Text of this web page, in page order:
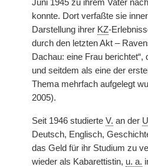
Juni 1945 zu ihrem Vater
konnte. Dort verfaßte sie
Darstellung ihrer KZ-
durch den letzten Akt –
Dachau: eine Frau
und seitdem als eine der
Thema mehrfach aufgelegt
2005).
Seit 1946 studierte V. an der
Deutsch, Englisch,
das Geld für ihr Studium zu
wieder als Kabarettistin, u. a.